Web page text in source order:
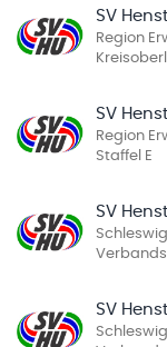
SV
Region
SV
Region
Staffel E
SV
SV